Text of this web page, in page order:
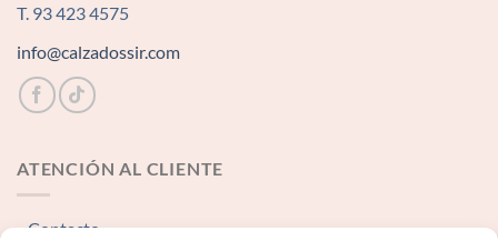
T. 93 423 4575
info@calzadossir.com
ATENCIÓN AL CLIENTE
Contacto